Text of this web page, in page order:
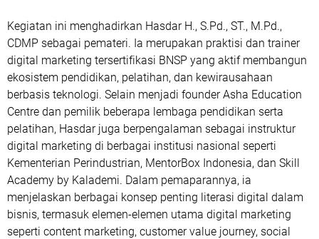
Kegiatan ini menghadirkan Hasdar H., S.Pd., ST., M.Pd.,
CDMP sebagai pemateri. Ia merupakan praktisi dan trainer
digital marketing tersertifikasi BNSP yang aktif membangun
ekosistem pendidikan, pelatihan, dan kewirausahaan
berbasis teknologi. Selain menjadi founder Asha Education
Centre dan pemilik beberapa lembaga pendidikan serta
pelatihan, Hasdar juga berpengalaman sebagai instruktur
digital marketing di berbagai institusi nasional seperti
Kementerian Perindustrian, MentorBox Indonesia, dan Skill
Academy by Kalademi. Dalam pemaparannya, ia
menjelaskan berbagai konsep penting literasi digital dalam
bisnis, termasuk elemen-elemen utama digital marketing
seperti content marketing, customer value journey, social